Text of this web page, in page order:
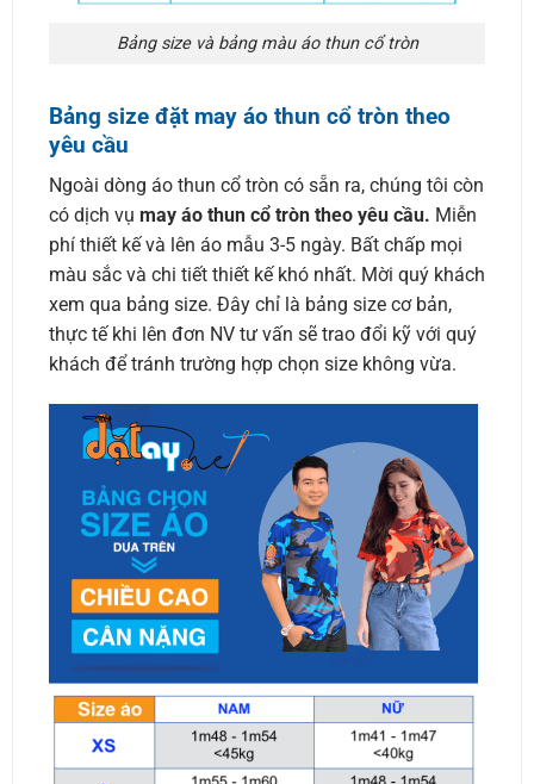
Bảng size và bảng màu áo thun cổ tròn
Bảng size đặt may áo thun cổ tròn theo
yêu cầu
Ngoài dòng áo thun cổ tròn có sẵn ra, chúng tôi còn
có dịch vụ may áo thun cổ tròn theo yêu cầu. Miễn
phí thiết kế và lên áo mẫu 3-5 ngày. Bất chấp mọi
màu sắc và chi tiết thiết kế khó nhất. Mời quý khách
xem qua bảng size. Đây chỉ là bảng size cơ bản,
thực tế khi lên đơn NV tư vấn sẽ trao đổi kỹ với quý
khách để tránh trường hợp chọn size không vừa.